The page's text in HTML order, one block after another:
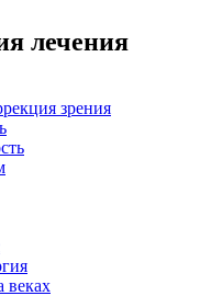
лечения
зрения
веках